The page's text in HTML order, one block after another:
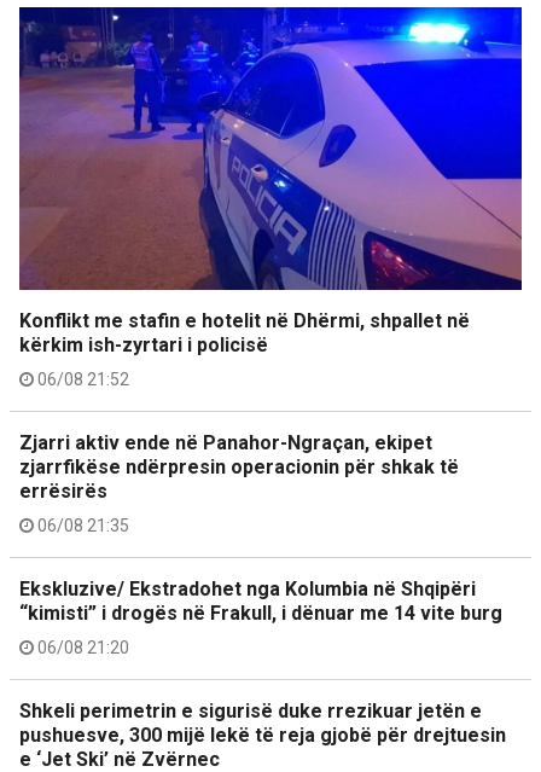
Konflikt me stafin e hotelit në Dhërmi, shpallet në
kërkim ish-zyrtari i policisë
06/08 21:52
Zjarri aktiv ende në Panahor-Ngraçan, ekipet
zjarrfikëse ndërpresin operacionin për shkak të
errësirës
06/08 21:35
Ekskluzive/ Ekstradohet nga Kolumbia në Shqipëri
“kimisti” i drogës në Frakull, i dënuar me 14 vite burg
06/08 21:20
Shkeli perimetrin e sigurisë duke rrezikuar jetën e
pushuesve, 300 mijë lekë të reja gjobë për drejtuesin
e ‘Jet Ski’ në Zvërnec